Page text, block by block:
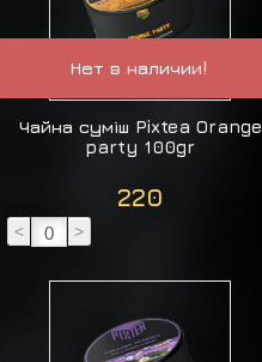
Нет в наличии!
Чайна суміш Pixtea Orange
party 100gr
220
< >